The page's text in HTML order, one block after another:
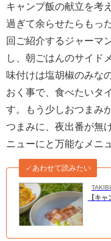
キャンプ飯の献立を考
過ぎて余らせたらもっ
回ご紹介するジャーマ
し、朝ごはんのサイド
味付けは塩胡椒のみな
おく事で、食べたいタ
す。もう少しおつまみ
つまみに、夜出番が無
ニューにと万能なメニ
✓あわせて読みたい
【キ